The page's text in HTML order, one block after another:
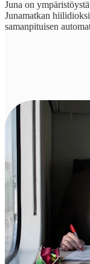
Juna on
Junamatkan
samanpituisen